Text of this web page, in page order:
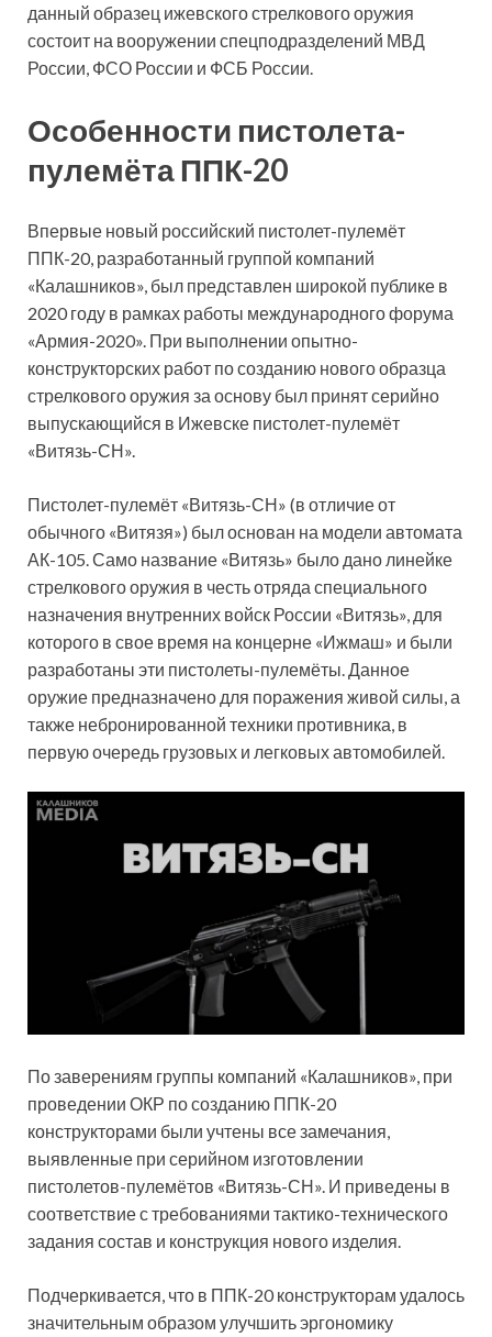
данный образец ижевского стрелкового оружия
состоит на вооружении спецподразделений МВД
России, ФСО России и ФСБ России.
Особенности пистолета-
пулемёта ППК-20
Впервые новый российский пистолет-пулемёт
ППК-20, разработанный группой компаний
«Калашников», был представлен широкой публике в
2020 году в рамках работы международного форума
«Армия-2020». При выполнении опытно-
конструкторских работ по созданию нового образца
стрелкового оружия за основу был принят серийно
выпускающийся в Ижевске пистолет-пулемёт
«Витязь-СН».
Пистолет-пулемёт «Витязь-СН» (в отличие от
обычного «Витязя») был основан на модели автомата
АК-105. Само название «Витязь» было дано линейке
стрелкового оружия в честь отряда специального
назначения внутренних войск России «Витязь», для
которого в свое время на концерне «Ижмаш» и были
разработаны эти пистолеты-пулемёты. Данное
оружие предназначено для поражения живой силы, а
также небронированной техники противника, в
первую очередь грузовых и легковых автомобилей.
По заверениям группы компаний «Калашников», при
проведении ОКР по созданию ППК-20
конструкторами были учтены все замечания,
выявленные при серийном изготовлении
пистолетов-пулемётов «Витязь-СН». И приведены в
соответствие с требованиями тактико-технического
задания состав и конструкция нового изделия.
Подчеркивается, что в ППК-20 конструкторам удалось
значительным образом улучшить эргономику